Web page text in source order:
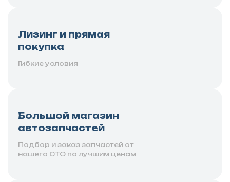
Лизинг и прямая
покупка
Гибкие условия
Большой магазин
автозапчастей
Подбор и заказ запчастей от
нашего СТО по лучшим ценам